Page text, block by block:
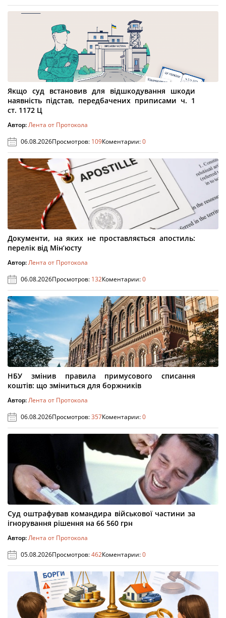
Якщо суд встановив для відшкодування шкоди
наявність підстав, передбачених приписами ч. 1
ст. 1172 Ц
Автор:Лента от Протокола
06.08.2026Просмотров: 109Коментарии:0
Документи, на яких не проставляється апостиль:
перелік від Мін’юсту
Автор:Лента от Протокола
06.08.2026Просмотров: 132Коментарии:0
НБУ змінив правила примусового списання
коштів: що зміниться для боржників
Автор:Лента от Протокола
06.08.2026Просмотров:357Коментарии:0
Суд оштрафував командира військової частини за
ігнорування рішення на 66 560 грн
Автор:Лента от Протокола
05.08.2026Просмотров:462Коментарии:0